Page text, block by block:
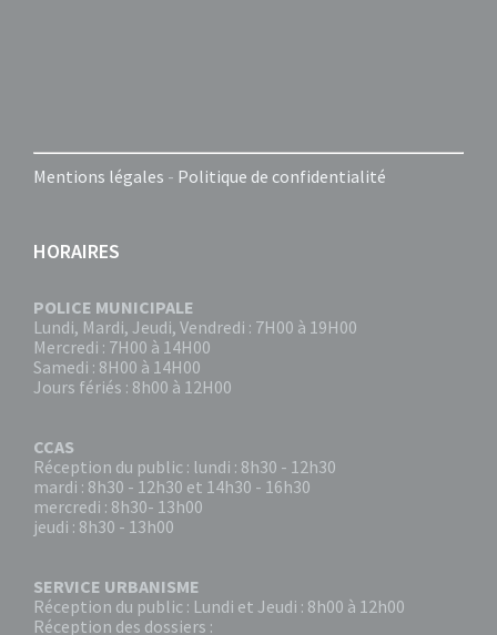
Mentions légales - Politique de confidentialité
HORAIRES
POLICE MUNICIPALE
Lundi, Mardi, Jeudi, Vendredi : 7H00 à 19H00
Mercredi : 7H00 à 14H00
Samedi : 8H00 à 14H00
Jours fériés : 8h00 à 12H00
CCAS
Réception du public : lundi : 8h30 - 12h30
mardi : 8h30 - 12h30 et 14h30 - 16h30
mercredi : 8h30- 13h00
jeudi : 8h30 - 13h00
SERVICE URBANISME
Réception du public : Lundi et Jeudi : 8h00 à 12h00
Réception des dossiers :